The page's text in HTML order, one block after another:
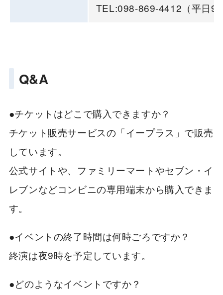
TEL:098-869-4412（平日
Q&A
●チケットはどこで購入できますか？
チケット販売サービスの「イープラス」で販売
しています。
公式サイトや、ファミリーマートやセブン・イ
レブンなどコンビニの専用端末から購入できま
す。
●イベントの終了時間は何時ごろですか？
終演は夜9時を予定しています。
●どのようなイベントですか？